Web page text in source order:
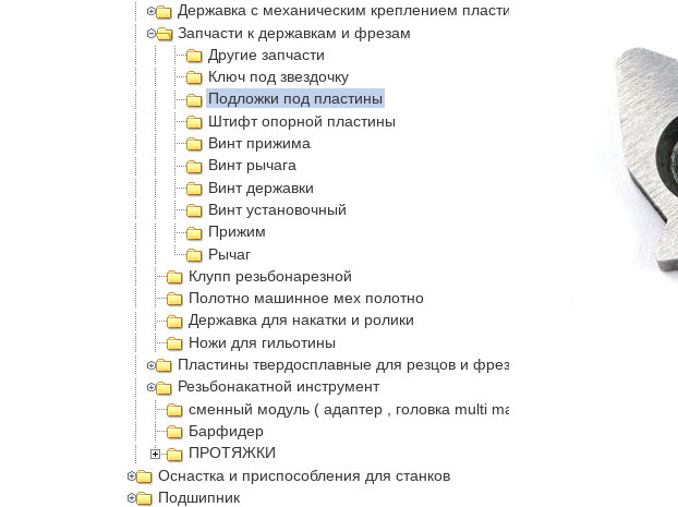
Державка с механическим креплением пластин
Запчасти к державкам и фрезам
Другие запчасти
Ключ под звездочку
Подложки под пластины
Штифт опорной пластины
Винт прижима
Винт рычага
Винт державки
Винт установочный
Прижим
Рычаг
Клупп резьбонарезной
Полотно машинное мех полотно
Державка для накатки и ролики
Ножи для гильотины
Пластины твердосплавные для резцов и фрез
Резьбонакатной инструмент
сменный модуль ( адаптер , головка multi master )
Барфидер
ПРОТЯЖКИ
Оснастка и приспособления для станков
Подшипник